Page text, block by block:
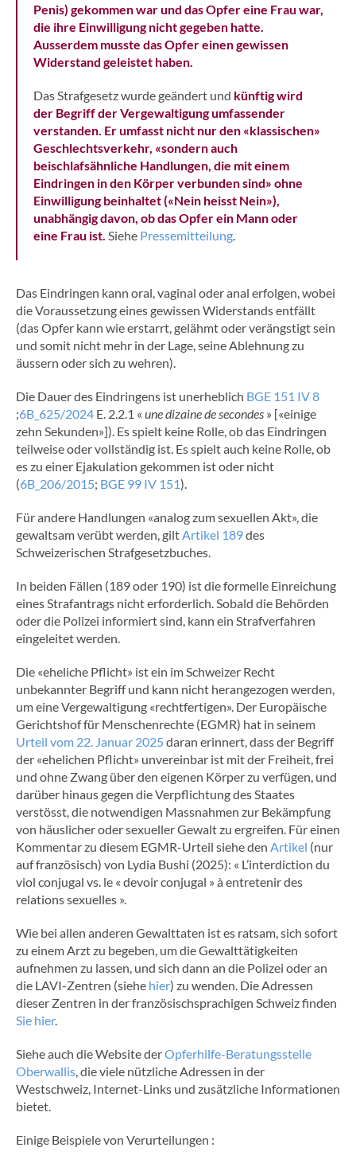
Penis) gekommen war und das Opfer eine Frau war,
die ihre Einwilligung nicht gegeben hatte.
Ausserdem musste das Opfer einen gewissen
Widerstand geleistet haben.
Das Strafgesetz wurde geändert und künftig wird
der Begriff der Vergewaltigung umfassender
verstanden. Er umfasst nicht nur den «klassischen»
Geschlechtsverkehr, «sondern auch
beischlafsähnliche Handlungen, die mit einem
Eindringen in den Körper verbunden sind» ohne
Einwilligung beinhaltet («Nein heisst Nein»),
unabhängig davon, ob das Opfer ein Mann oder
eine Frau ist. Siehe Pressemitteilung.
Das Eindringen kann oral, vaginal oder anal erfolgen, wobei
die Voraussetzung eines gewissen Widerstands entfällt
(das Opfer kann wie erstarrt, gelähmt oder verängstigt sein
und somit nicht mehr in der Lage, seine Ablehnung zu
äussern oder sich zu wehren).
Die Dauer des Eindringens ist unerheblich BGE 151 IV 8
;6B_625/2024 E. 2.2.1 « une dizaine de secondes » [«einige
zehn Sekunden»]). Es spielt keine Rolle, ob das Eindringen
teilweise oder vollständig ist. Es spielt auch keine Rolle, ob
es zu einer Ejakulation gekommen ist oder nicht
(6B_206/2015; BGE 99 IV 151).
Für andere Handlungen «analog zum sexuellen Akt», die
gewaltsam verübt werden, giltArtikel 189des
Schweizerischen Strafgesetzbuches.
In beiden Fällen (189 oder 190) ist die formelle Einreichung
eines Strafantrags nicht erforderlich. Sobald die Behörden
oder die Polizei informiert sind, kann ein Strafverfahren
eingeleitet werden.
Die «eheliche Pflicht» ist ein im Schweizer Recht
unbekannter Begriff und kann nicht herangezogen werden,
um eine Vergewaltigung «rechtfertigen». Der Europäische
Gerichtshof für Menschenrechte (EGMR) hat in seinem
Urteil vom 22. Januar 2025daran erinnert, dass der Begriff
der «ehelichen Pflicht» unvereinbar ist mit der Freiheit, frei
und ohne Zwang über den eigenen Körper zu verfügen, und
darüber hinaus gegen die Verpflichtung des Staates
verstösst, die notwendigen Massnahmen zur Bekämpfung
von häuslicher oder sexueller Gewalt zu ergreifen. Für einen
Kommentar zu diesem EGMR-Urteil siehe den Artikel (nur
auf französisch) von Lydia Bushi (2025): « L’interdiction du
viol conjugal vs. le « devoir conjugal » à entretenir des
relations sexuelles ».
Wie bei allen anderen Gewalttaten ist es ratsam, sich sofort
zu einem Arzt zu begeben, um die Gewalttätigkeiten
aufnehmen zu lassen, und sich dann an die Polizei oder an
die LAVI-Zentren (siehe hier) zu wenden. Die Adressen
dieser Zentren in der französischsprachigen Schweiz finden
Sie hier.
Siehe auch die Website derOpferhilfe-Beratungsstelle
Oberwallis, die viele nützliche Adressen in der
Westschweiz, Internet-Links und zusätzliche Informationen
bietet.
Einige Beispiele von Verurteilungen :